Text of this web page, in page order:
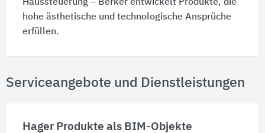
Haussteuerung – Berker entwickelt Produkte, die
hohe ästhetische und technologische Ansprüche
erfüllen.
Serviceangebote und Dienstleistungen
Hager Produkte als BIM-Objekte